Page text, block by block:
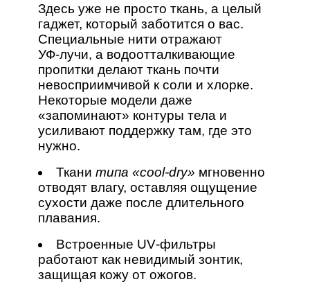
Здесь уже не просто ткань, а целый
гаджет, который заботится о вас.
Специальные нити отражают
УФ‑лучи, а водоотталкивающие
пропитки делают ткань почти
невосприимчивой к соли и хлорке.
Некоторые модели даже
«запоминают» контуры тела и
усиливают поддержку там, где это
нужно.
Ткани типа «cool‑dry» мгновенно
отводят влагу, оставляя ощущение
сухости даже после длительного
плавания.
Встроенные UV‑фильтры
работают как невидимый зонтик,
защищая кожу от ожогов.